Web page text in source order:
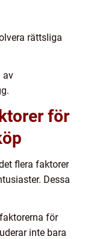
rättsliga
av
för
flera faktorer
Dessa
för
inte bara